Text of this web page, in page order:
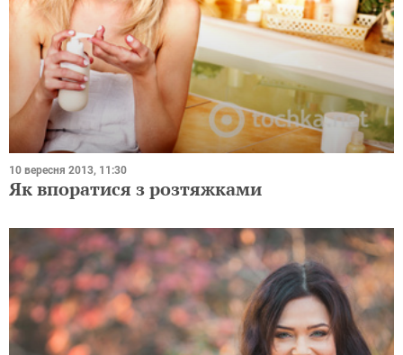
10 вересня 2013, 11:30
Як впоратися з розтяжками